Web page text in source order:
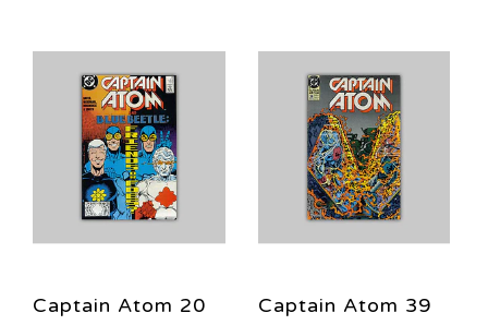
Captain Atom 20
Captain Atom 39